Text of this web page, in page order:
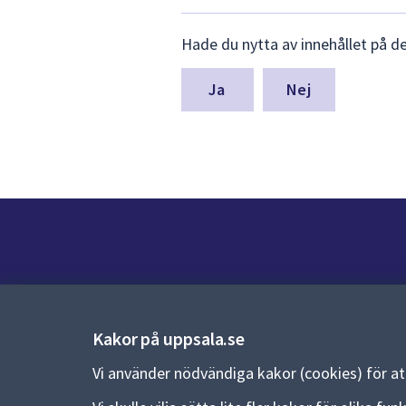
Kakor på uppsala.se
Vi använder nödvändiga kakor (cookies) för
synpunkter
för
denna
Hade du nytta av innehållet på
Nej
Kontaktcenter:018-727 00 00
E-post:uppsala.kommun@uppsala.se